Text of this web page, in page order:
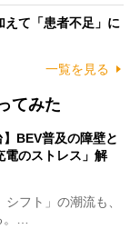
えて「患者不足」に
一覧を見る
てみた
】BEV普及の障壁と
電のストレス」解
フト」の潮流も、
…